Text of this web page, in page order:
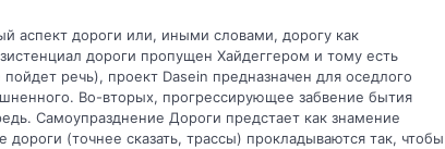
аспект дороги или, иными словами, дорогу как
дороги пропущен Хайдеггером и тому есть
речь), проект Dasein предназначен для оседлого
Во-вторых, прогрессирующее забвение бы­тия
Самоупразднение Дороги предста­ет как знамение
(точнее сказать, трассы) прокладываются так, чтобы